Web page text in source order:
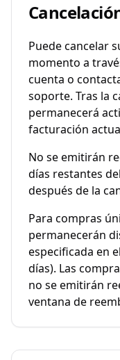
Puede cancelar
momento a
cuenta o
soporte. Tras la
permanecerá
facturación
No se emitirán
días restantes
después de la
Para compras
permanecerán
especificada en
días). Las
no se emitirán
ventana de